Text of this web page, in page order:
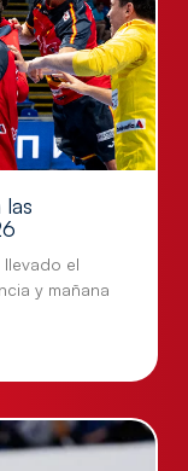
las
el
y mañana